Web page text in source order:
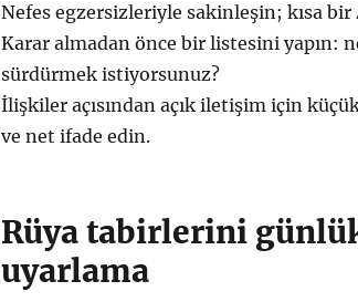
Nefes egzersizleriyle sakinleşin; kısa
Karar almadan önce bir listesini yapın:
sürdürmek istiyorsunuz?
İlişkiler açısından açık iletişim için
ve net ifade edin.
Rüya tabirlerini
uyarlama